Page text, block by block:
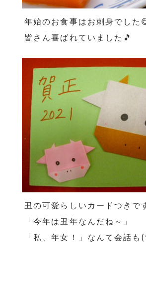
年始のお食事はお刺身でした
皆さん喜ばれていました🎵
丑の可愛らしいカードつきで
「今年は丑年なんだね～」
「私、年女！」なんて会話も